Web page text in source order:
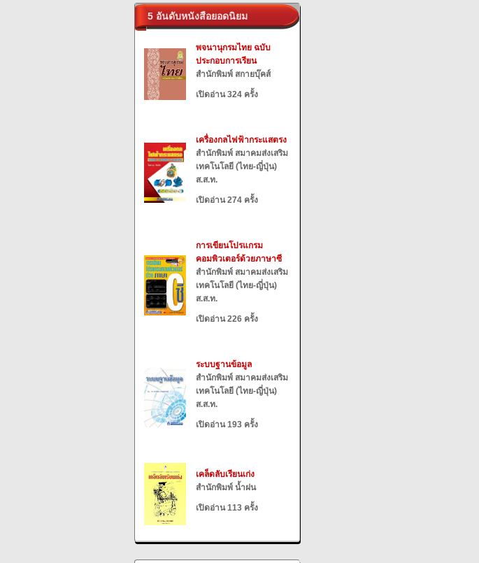
5 อันดับหนังสือยอดนิยม
พจนานุกรมไทย ฉบับ
ประกอบการเรียน
สำนักพิมพ์ สกายบุ๊คส์
เปิดอ่าน 324 ครั้ง
เครื่องกลไฟฟ้ากระแสตรง
สำนักพิมพ์ สมาคมส่งเสริม
เทคโนโลยี (ไทย-ญี่ปุ่น)
ส.ส.ท.
เปิดอ่าน 274 ครั้ง
การเขียนโปรแกรม
คอมพิวเตอร์ด้วยภาษาซี
สำนักพิมพ์ สมาคมส่งเสริม
เทคโนโลยี (ไทย-ญี่ปุ่น)
ส.ส.ท.
เปิดอ่าน 226 ครั้ง
ระบบฐานข้อมูล
สำนักพิมพ์ สมาคมส่งเสริม
เทคโนโลยี (ไทย-ญี่ปุ่น)
ส.ส.ท.
เปิดอ่าน 193 ครั้ง
เคล็ดลับเรียนเก่ง
สำนักพิมพ์ น้ำฝน
เปิดอ่าน 113 ครั้ง